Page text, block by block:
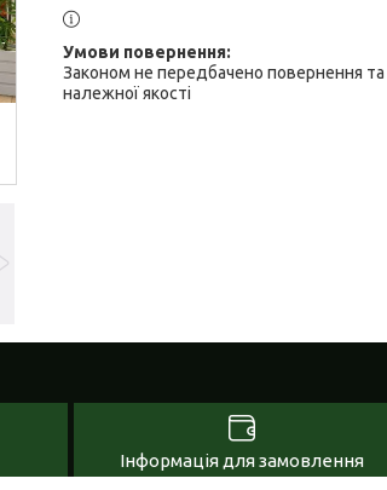
Законом не передбачено повернення
належної якості
Інформація для замовлення